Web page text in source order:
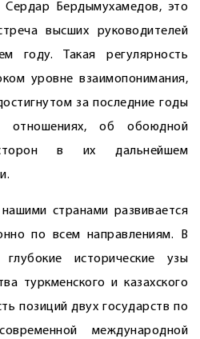
Сердар Бердымухамедов, это
высших руководителей
году. Такая регулярность
уровне взаимопонимания,
за последние годы
отношениях, об обоюдной
сторон в их дальнейшем
странами развивается
по всем направлениям. В
исторические узы
туркменского и казахского
позиций двух государств по
международной